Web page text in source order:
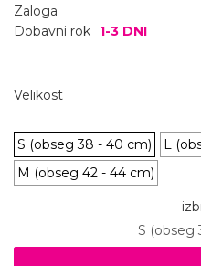
Zaloga
Dobavni rok
1-3 DNI
Velikost
S (obseg 38 - 40 cm)
L
M (obseg 42 - 44 cm)
S (obseg